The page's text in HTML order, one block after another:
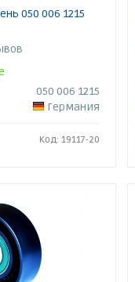
050 006 1215
050 006 1215
Германия
Код: 19117-20